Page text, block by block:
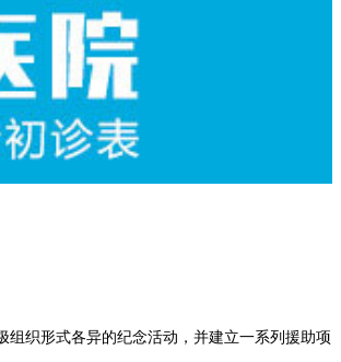
织形式各异的纪念活动，并建立一系列援助项